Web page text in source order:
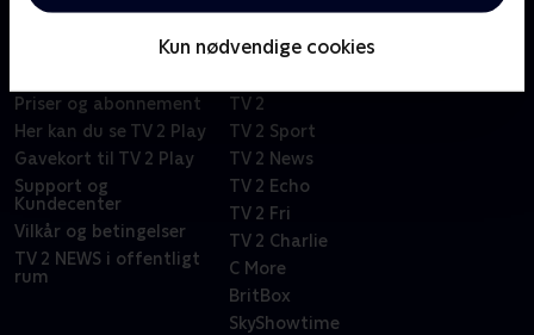
Kun nødvendige cookies
Priser og abonnement
Her kan du se TV 2 Play
Gavekort til TV 2 Play
Support og
Kundecenter
Vilkår og betingelser
TV 2 NEWS i offentligt
rum
TV 2
TV 2 Sport
TV 2 News
TV 2 Echo
TV 2 Fri
TV 2 Charlie
C More
BritBox
SkyShowtime